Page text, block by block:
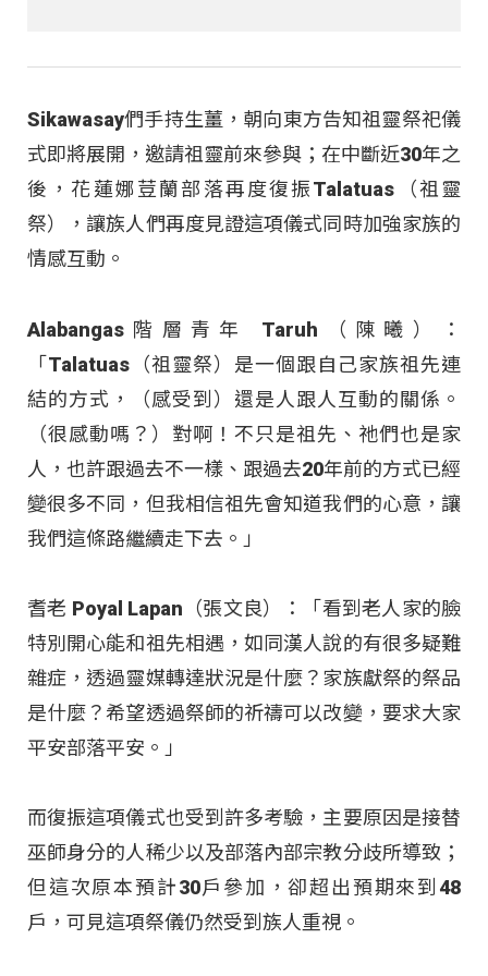
Sikawasay們手持生薑，朝向東方告知祖靈祭祀儀
式即將展開，邀請祖靈前來參與；在中斷近30年之
後，花蓮娜荳蘭部落再度復振Talatuas（祖靈
祭），讓族人們再度見證這項儀式同時加強家族的
情感互動。
Alabangas階層青年 Taruh（陳曦）：
「Talatuas（祖靈祭）是一個跟自己家族祖先連
結的方式，（感受到）還是人跟人互動的關係。
（很感動嗎？）對啊！不只是祖先、祂們也是家
人，也許跟過去不一樣、跟過去20年前的方式已經
變很多不同，但我相信祖先會知道我們的心意，讓
我們這條路繼續走下去。」
耆老 Poyal Lapan（張文良）：「看到老人家的臉
特別開心能和祖先相遇，如同漢人說的有很多疑難
雜症，透過靈媒轉達狀況是什麼？家族獻祭的祭品
是什麼？希望透過祭師的祈禱可以改變，要求大家
平安部落平安。」
而復振這項儀式也受到許多考驗，主要原因是接替
巫師身分的人稀少以及部落內部宗教分歧所導致；
但這次原本預計30戶參加，卻超出預期來到48
戶，可見這項祭儀仍然受到族人重視。